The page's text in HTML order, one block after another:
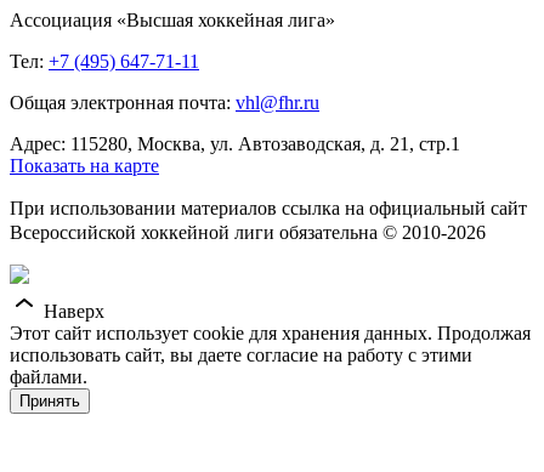
Ассоциация «Высшая хоккейная лига»
Тел: +7 (495) 647-71-11
Общая электронная почта: vhl@fhr.ru
Адрес: 115280, Москва, ул. Автозаводская, д. 21, стр.1
Показать на карте
При использовании материалов ссылка на официальный сайт
Всероссийской хоккейной лиги обязательна © 2010-2026
Наверх
Этот сайт использует cookie для хранения данных. Продолжая
использовать сайт, вы даете согласие на работу с этими
файлами.
Принять